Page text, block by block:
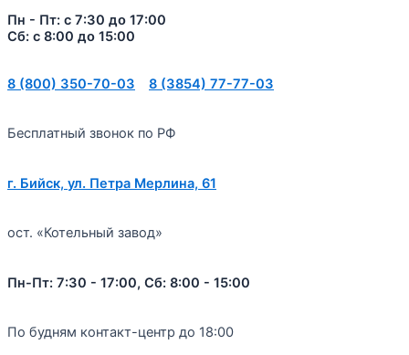
Пн - Пт: с 7:30 до 17:00
Сб: с 8:00 до 15:00
8 (800) 350-70-03 8 (3854) 77-77-03
Бесплатный звонок по РФ
г. Бийск, ул. Петра Мерлина, 61
ост. «Котельный завод»
Пн-Пт: 7:30 - 17:00, Сб: 8:00 - 15:00
По будням контакт-центр до 18:00